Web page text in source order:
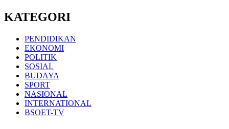
KATEGORI
PENDIDIKAN
EKONOMI
POLITIK
SOSIAL
BUDAYA
SPORT
NASIONAL
INTERNATIONAL
BSOET-TV